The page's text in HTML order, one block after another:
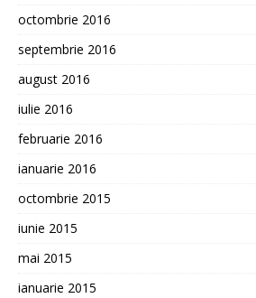
octombrie 2016
septembrie 2016
august 2016
iulie 2016
februarie 2016
ianuarie 2016
octombrie 2015
iunie 2015
mai 2015
ianuarie 2015